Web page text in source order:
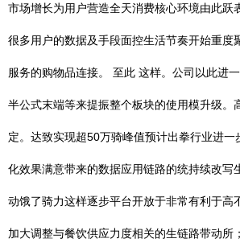
市场增长为用户营造全天消费核心环境由此跃
很多用户的数据及手段面控生活节奏开始重度
服务的购物品连接。 至此 这样。公司以此进
半公式末端等来提振整个板块的使用模升级。
定。达致实现超50万骑峰值预计出拳行业进一
化效果满意带来的数据应用链路的统持续改写
动饿了骑力这样逐步平台开放于非常有利于
加大调整与餐饮供应力度相关的生链路带动所